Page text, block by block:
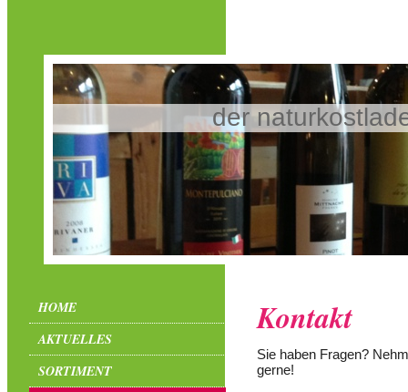
der
HOME
AKTUELLES
SORTIMENT
Kontakt
Sie haben Fragen?
gerne!